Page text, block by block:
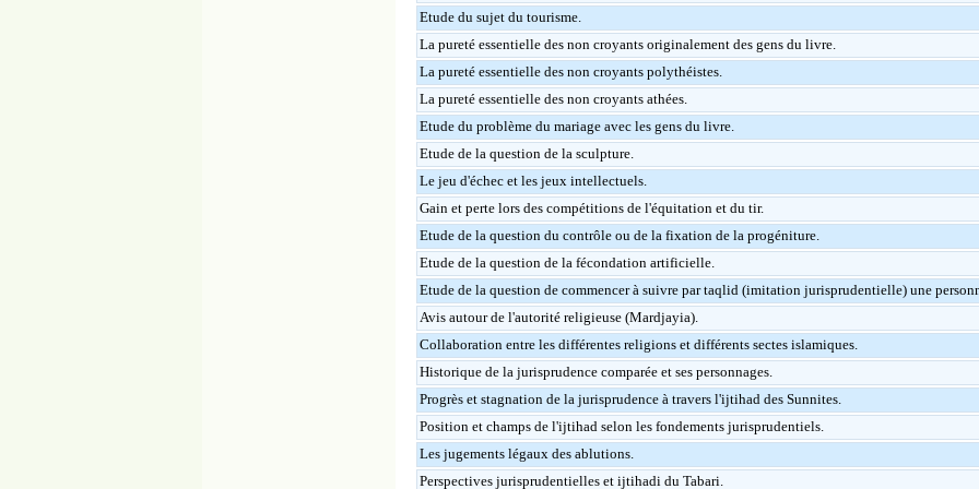
Etude du sujet du tourisme.
La pureté essentielle des non croyants originalement des gens du livre.
La pureté essentielle des non croyants polythéistes.
La pureté essentielle des non croyants athées.
Etude du problème du mariage avec les gens du livre.
Etude de la question de la sculpture.
Le jeu d'échec et les jeux intellectuels.
Gain et perte lors des compétitions de l'équitation et du tir.
Etude de la question du contrôle ou de la fixation de la progéniture.
Etude de la question de la fécondation artificielle.
Etude de la question de commencer à suivre par taqlid (imitation jurisprudentielle) une
Avis autour de l'autorité religieuse (Mardjayia).
Collaboration entre les différentes religions et différents sectes islamiques.
Historique de la jurisprudence comparée et ses personnages.
Progrès et stagnation de la jurisprudence à travers l'ijtihad des Sunnites.
Position et champs de l'ijtihad selon les fondements jurisprudentiels.
Les jugements légaux des ablutions.
Perspectives jurisprudentielles et ijtihadi du Tabari.